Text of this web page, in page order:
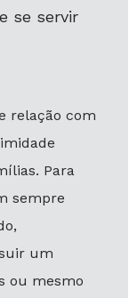
se servir
relação com
Para
sempre
um
ou mesmo